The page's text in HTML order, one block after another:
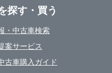
探す・買う
・中古車検索
案サービス
古車購入ガイド